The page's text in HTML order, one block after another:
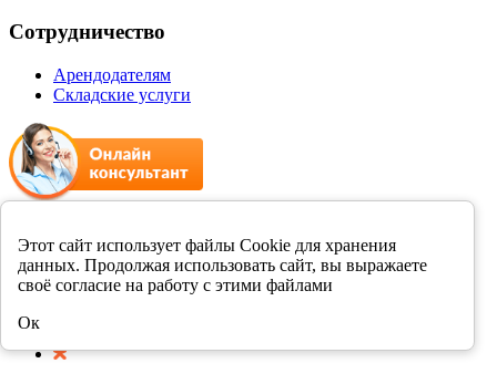
Этот сайт использует файлы Cookie для хранения
данных. Продолжая использовать сайт, вы выражаете
своё согласие на работу с этими файлами
Ок
Сотрудничество
Арендодателям
Складские услуги
+7 8412 231989
Мы в соцсетях